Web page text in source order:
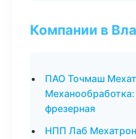
Компании в
ПАО Точмаш
фрезерная
НПП Лаб